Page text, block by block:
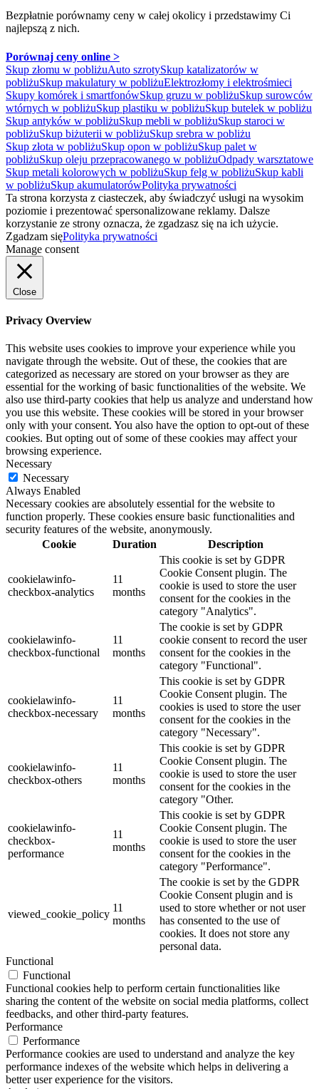
Bezpłatnie porównamy ceny w całej okolicy i przedstawimy Ci
najlepszą z nich.
Porównaj ceny online >
Skup złomu w pobliżuAuto szrotySkup katalizatorów w
pobliżuSkup makulatury w pobliżuElektrozłomy i elektrośmieci
Skupy komórek i smartfonówSkup gruzu w pobliżuSkup surowców
wtórnych w pobliżuSkup plastiku w pobliżuSkup butelek w pobliżu
Skup antyków w pobliżuSkup mebli w pobliżuSkup staroci w
pobliżuSkup biżuterii w pobliżuSkup srebra w pobliżu
Skup złota w pobliżuSkup opon w pobliżuSkup palet w
pobliżuSkup oleju przepracowanego w pobliżuOdpady warsztatowe
Skup metali kolorowych w pobliżuSkup felg w pobliżuSkup kabli
w pobliżuSkup akumulatorówPolityka prywatności
Ta strona korzysta z ciasteczek, aby świadczyć usługi na wysokim
poziomie i prezentować spersonalizowane reklamy. Dalsze
korzystanie ze strony oznacza, że zgadzasz się na ich użycie.
Zgadzam sięPolityka prywatności
Manage consent
Close
Privacy Overview
This website uses cookies to improve your experience while you
navigate through the website. Out of these, the cookies that are
categorized as necessary are stored on your browser as they are
essential for the working of basic functionalities of the website. We
also use third-party cookies that help us analyze and understand how
you use this website. These cookies will be stored in your browser
only with your consent. You also have the option to opt-out of these
cookies. But opting out of some of these cookies may affect your
browsing experience.
Necessary
Necessary
Always Enabled
Necessary cookies are absolutely essential for the website to
function properly. These cookies ensure basic functionalities and
security features of the website, anonymously.
Cookie
Duration Description
cookielawinfo-
checkbox-analytics
11
months
This cookie is set by GDPR
Cookie Consent plugin. The
cookie is used to store the user
consent for the cookies in the
category "Analytics".
cookielawinfo-
checkbox-functional
11
months
The cookie is set by GDPR
cookie consent to record the user
consent for the cookies in the
category "Functional".
cookielawinfo-
checkbox-necessary
11
months
This cookie is set by GDPR
Cookie Consent plugin. The
cookies is used to store the user
consent for the cookies in the
category "Necessary".
cookielawinfo-
checkbox-others
11
months
This cookie is set by GDPR
Cookie Consent plugin. The
cookie is used to store the user
consent for the cookies in the
category "Other.
cookielawinfo-
checkbox-
performance
11
months
This cookie is set by GDPR
Cookie Consent plugin. The
cookie is used to store the user
consent for the cookies in the
category "Performance".
viewed_cookie_policy
11
months
The cookie is set by the GDPR
Cookie Consent plugin and is
used to store whether or not user
has consented to the use of
cookies. It does not store any
personal data.
Functional
Functional
Functional cookies help to perform certain functionalities like
sharing the content of the website on social media platforms, collect
feedbacks, and other third-party features.
Performance
Performance
Performance cookies are used to understand and analyze the key
performance indexes of the website which helps in delivering a
better user experience for the visitors.